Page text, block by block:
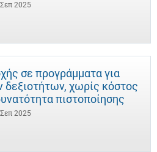
2025
σε προγράμματα για
χωρίς κόστος
πιστοποίησης
2025